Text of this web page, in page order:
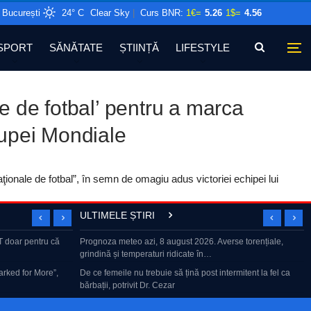
București 24° C Clear Sky |Curs BNR: 1€= 5.26 1$= 4.56
SĂNĂTATE ȘTIINȚĂ LIFESTYLE
de fotbal’ pentru a marca
Mondiale
de fotbal”, în semn de omagiu adus victoriei echipei lui
doar pentru că
for More”,
Gândul prezintă Best of Marius Tucă Show – vineri, 7
august, de la ora 19:00
O opinie nepopulară. Noua lege a Integrității ne pune în
fața unui paradox…
ULTIMELE ȘTIRI
întoarcerii pe
american
Prognoza meteo azi, 8 august 2026. Averse torențiale,
grindină și temperaturi ridicate în…
De ce femeile nu trebuie să țină post intermitent la fel ca
bărbații, potrivit Dr. Cezar